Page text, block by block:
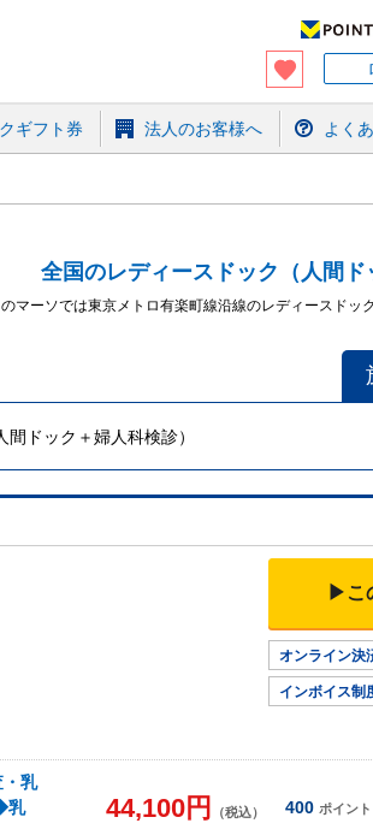
ギフト券 法人のお客様へ よく
全国のレディースドック（人間
ーソでは東京メトロ有楽町線沿線のレディースドッ
ドック＋婦人科検診）
▶こ
オンライン決
インボイス制
乳
乳
44,100円 （税込） 400 ポイント